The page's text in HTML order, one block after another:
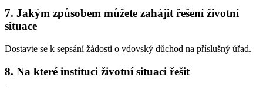
7. Jakým způsobem můžete zahájit řešení životní
situace
Dostavte se k sepsání žádosti o vdovský důchod na příslušný úřad.
8. Na které instituci životní situaci řešit